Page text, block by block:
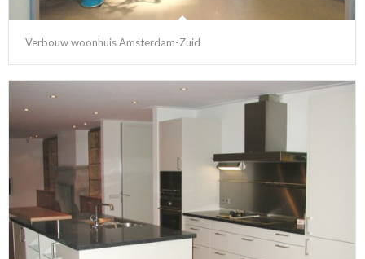
Verbouw woonhuis Amsterdam-Zuid